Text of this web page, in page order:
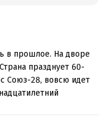
в прошлое. На дворе
празднует 60-
Союз-28, вовсю идет